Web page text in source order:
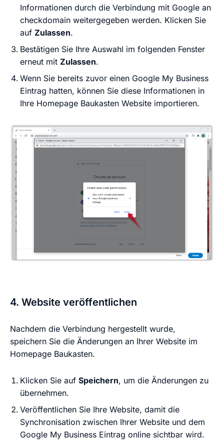
Informationen durch die Verbindung mit Google an
checkdomain weitergegeben werden. Klicken Sie
auf Zulassen.
Bestätigen Sie Ihre Auswahl im folgenden Fenster
erneut mit Zulassen.
Wenn Sie bereits zuvor einen Google My Business
Eintrag hatten, können Sie diese Informationen in
Ihre Homepage Baukasten Website importieren.
4. Website veröffentlichen
Nachdem die Verbindung hergestellt wurde,
speichern Sie die Änderungen an Ihrer Website im
Homepage Baukasten.
Klicken Sie auf Speichern, um die Änderungen zu
übernehmen.
Veröffentlichen Sie Ihre Website, damit die
Synchronisation zwischen Ihrer Website und dem
Google My Business Eintrag online sichtbar wird.